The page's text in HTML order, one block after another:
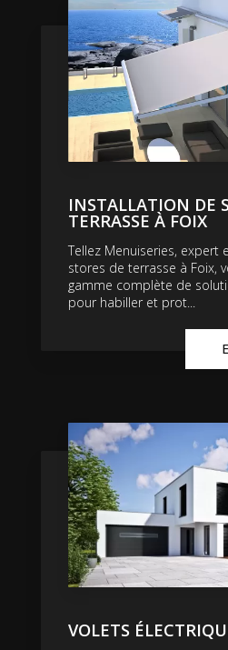
INSTALLATION DE
TERRASSE À FOIX
Tellez Menuiseries, expert
stores de terrasse à Foix,
gamme complète de
pour habiller et prot...
VOLETS